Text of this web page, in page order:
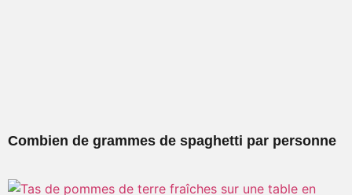
Combien de grammes de spaghetti par personne